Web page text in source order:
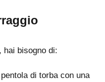
hai bisogno di:
di torba con una